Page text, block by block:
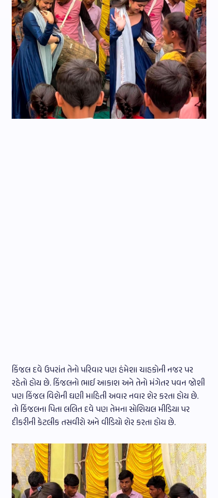
કિંજલ દવે ઉપરાંત તેનો પરિવાર પણ હંમેશા ચાહકોની નજર પર
રહેતો હોય છે. કિંજલનો ભાઈ આકાશ અને તેનો મંગેતર પવન જોશી
પણ કિંજલ વિશેની ઘણી માહિતી અવાર નવાર શેર કરતા હોય છે.
તો કિંજલના પિતા લલિત દવે પણ તેમના સોશિયલ મીડિયા પર
દીકરીની કેટલીક તસવીરો અને વીડિયો શેર કરતા હોય છે.